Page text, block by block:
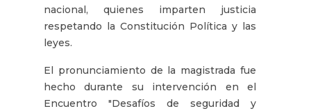
nacional, quienes imparten justicia
respetando la Constitución Política y las
leyes.
El pronunciamiento de la magistrada fue
hecho durante su intervención en el
Encuentro "Desafíos de seguridad y